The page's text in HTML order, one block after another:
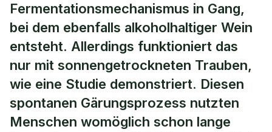
Fermentationsmechanismus in Gang,
bei dem ebenfalls alkoholhaltiger Wein
entsteht. Allerdings funktioniert das
nur mit sonnengetrockneten Trauben,
wie eine Studie demonstriert. Diesen
spontanen Gärungsprozess nutzten
Menschen womöglich schon lange